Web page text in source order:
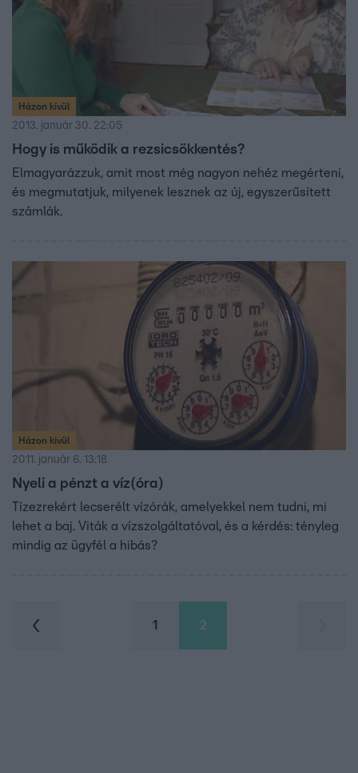
Házon kívül
2013. január 30. 22:05
Hogy is működik a rezsicsökkentés?
Elmagyarázzuk, amit most még nagyon nehéz megérteni,
és megmutatjuk, milyenek lesznek az új, egyszerűsített
számlák.
Házon kívül
2011. január 6. 13:18
Nyeli a pénzt a víz(óra)
Tízezrekért lecserélt vízórák, amelyekkel nem tudni, mi
lehet a baj. Viták a vízszolgáltatóval, és a kérdés: tényleg
mindig az ügyfél a hibás?
1 2